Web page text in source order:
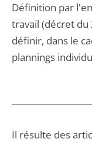
Définition par
travail (décret du
définir, dans le
plannings
Il résulte des